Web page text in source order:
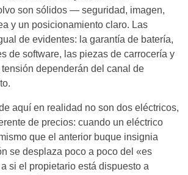
son sólidos — seguridad, imagen,
y un posicionamiento claro. Las
de evidentes: la garantía de batería,
de software, las piezas de carrocería y
dependerán del canal de
aquí en realidad no son dos eléctricos,
de precios: cuando un eléctrico
que el anterior buque insignia
se desplaza poco a poco del «es
si el propietario está dispuesto a